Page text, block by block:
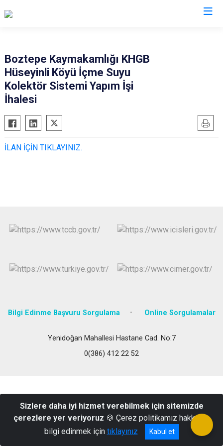
Akçakent
Akpınar
Çiçekdağı
Boztepe Kaymakamlığı KHGB
Hüseyinli Köyü İçme Suyu
Kolektör Sistemi Yapım İşi
İhalesi
İLAN İÇİN TIKLAYINIZ.
Bilgi Edinme Başvuru Sorgulama Online Sorgulamalar
Yenidoğan Mahallesi Hastane Cad. No:7
0(386) 412 22 52
Sizlere daha iyi hizmet verebilmek için sitemizde
çerezlere yer veriyoruz 🍪 Çerez politikamız hakkında
bilgi edinmek için tıklayınız Kabul et